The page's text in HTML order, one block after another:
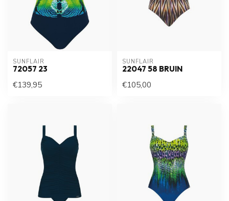
SUNFLAIR
72057 23
€139,95
SUNFLAIR
22047 58 BRUIN
€105,00